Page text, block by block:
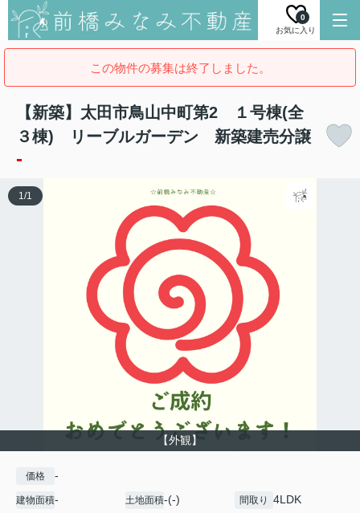
お気に入り
0
この物件の募集は終了しました。
【新築】太田市鳥山中町第2 １号棟(全
３棟) リーブルガーデン 新築建売分譲
-
【外観】
1/1
価格 -
建物面積- 土地面積-(-) 間取り 4LDK